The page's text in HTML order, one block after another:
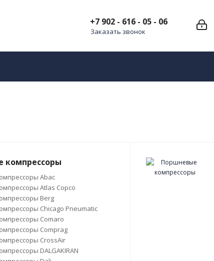
+7 902 - 616 - 05 - 06
Заказать звонок
компрессоры
Abac
Atlas Copco
Berg
Chicago Pneumatic
Comaro
Comprag
CrossAir
DALGAKIRAN